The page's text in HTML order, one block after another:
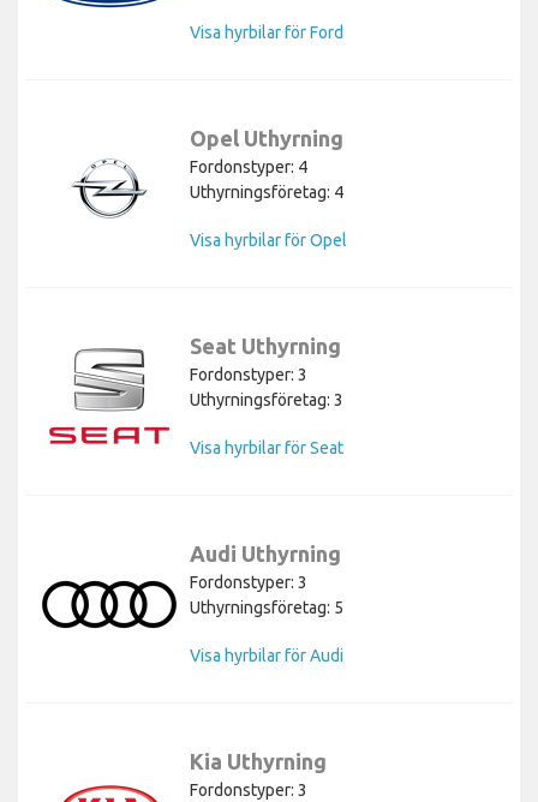
Visa hyrbilar för Ford
Opel Uthyrning
Fordonstyper: 4
Uthyrningsföretag: 4
Visa hyrbilar för Opel
Seat Uthyrning
Fordonstyper: 3
Uthyrningsföretag: 3
Visa hyrbilar för Seat
Audi Uthyrning
Fordonstyper: 3
Uthyrningsföretag: 5
Visa hyrbilar för Audi
Kia Uthyrning
Fordonstyper: 3